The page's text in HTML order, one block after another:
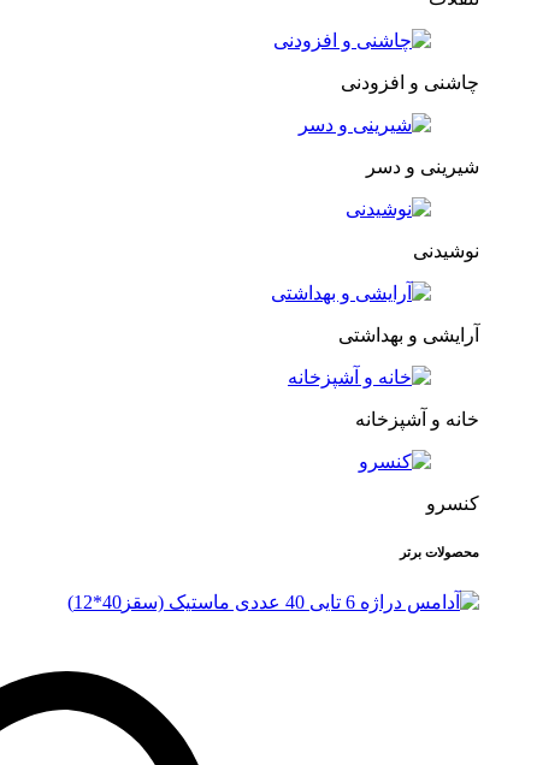
چاشنی و افزودنی
شیرینی و دسر
نوشیدنی
آرایشی و بهداشتی
خانه و آشپزخانه
کنسرو
محصولات برتر